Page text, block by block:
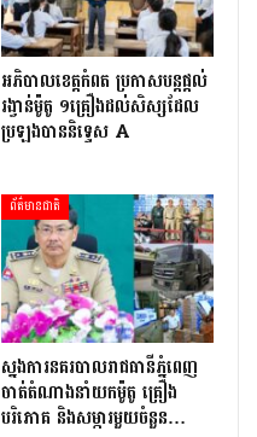
អភិបាលខេត្តកំពត ប្រកាសបន្តផ្តល់
រង្វាន់ម៉ូតូ ១គ្រឿងដល់សិស្សដែល
ប្រឡងបាននិទ្ទេស A
ព័ត៌មានជាតិ
ស្នងការនគរបាលរាជធានីភ្នំពេញ
ចាត់តំណាងនាំយកម៉ូតូ គ្រឿង
បរិភោគ និងសម្ភារមួយចំនួន…